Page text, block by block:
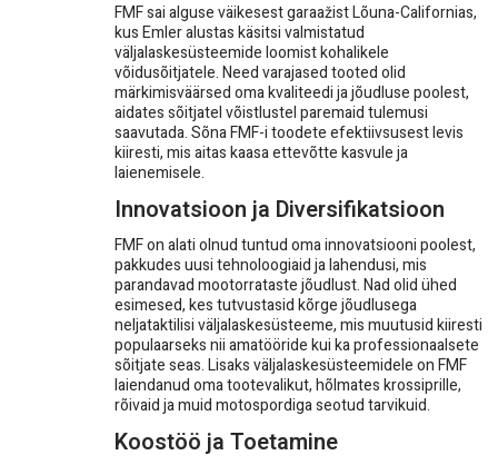
FMF sai alguse väikesest garaažist Lõuna-Californias,
kus Emler alustas käsitsi valmistatud
väljalaskesüsteemide loomist kohalikele
võidusõitjatele. Need varajased tooted olid
märkimisväärsed oma kvaliteedi ja jõudluse poolest,
aidates sõitjatel võistlustel paremaid tulemusi
saavutada. Sõna FMF-i toodete efektiivsusest levis
kiiresti, mis aitas kaasa ettevõtte kasvule ja
laienemisele.
Innovatsioon ja Diversifikatsioon
FMF on alati olnud tuntud oma innovatsiooni poolest,
pakkudes uusi tehnoloogiaid ja lahendusi, mis
parandavad mootorrataste jõudlust. Nad olid ühed
esimesed, kes tutvustasid kõrge jõudlusega
neljataktilisi väljalaskesüsteeme, mis muutusid kiiresti
populaarseks nii amatööride kui ka professionaalsete
sõitjate seas. Lisaks väljalaskesüsteemidele on FMF
laiendanud oma tootevalikut, hõlmates krossiprille,
rõivaid ja muid motospordiga seotud tarvikuid.
Koostöö ja Toetamine